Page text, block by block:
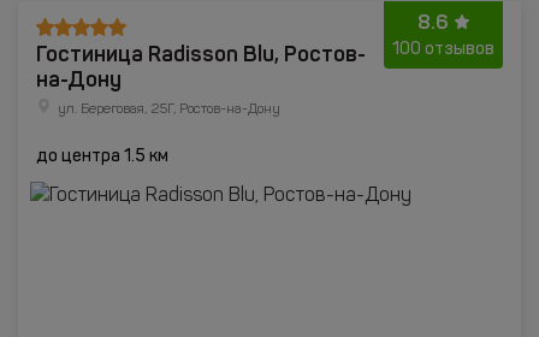
8.6
100 отзывов
Гостиница Radisson Blu, Ростов-
на-Дону
ул. Береговая, 25Г, Ростов-на-Дону
до центра 1.5 км